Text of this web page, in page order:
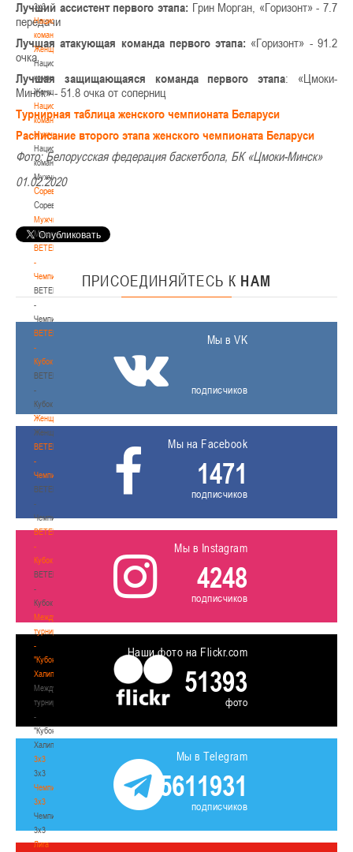
3х3
Национальная
команда.
Женщины
Национальная
команда.
Женщины
Национальная
команда.
Мужчины
Национальная
команда.
Мужчины
Соревнования
Соревнования
Мужчины
Мужчины
BETERA
-
Чемпионат
BETERA
-
Чемпионат
BETERA
-
Кубок
BETERA
-
Кубок
Женщины
Женщины
BETERA
-
Чемпионат
BETERA
-
Чемпионат
BETERA
-
Кубок
BETERA
-
Кубок
Международный
турнир
-
"Кубок
Халипского"
Международный
турнир
-
"Кубок
Халипского"
3x3
3x3
Чемпионат
3х3
Чемпионат
3х3
Лига
Лучший ассистент первого этапа: Грин Морган, «Горизонт» - 7.7
передачи
Лучшая атакующая команда первого этапа: «Горизонт» - 91.2
очка
Лучшая защищающаяся команда первого этапа: «Цмоки-
Минск» - 51.8 очка от соперниц
Турнирная таблица женского чемпионата Беларуси
Расписание второго этапа женского чемпионата Беларуси
Фото: Белорусская федерация баскетбола, БК «Цмоки-Минск»
01.02.2020
ПРИСОЕДИНЯЙТЕСЬ К НАМ
Мы в VK
подписчиков
Мы на Facebook
1471
подписчиков
Мы в Instagram
4248
подписчиков
Наши фото на Flickr.com
51393
фото
Мы в Telegram
5611931
подписчиков